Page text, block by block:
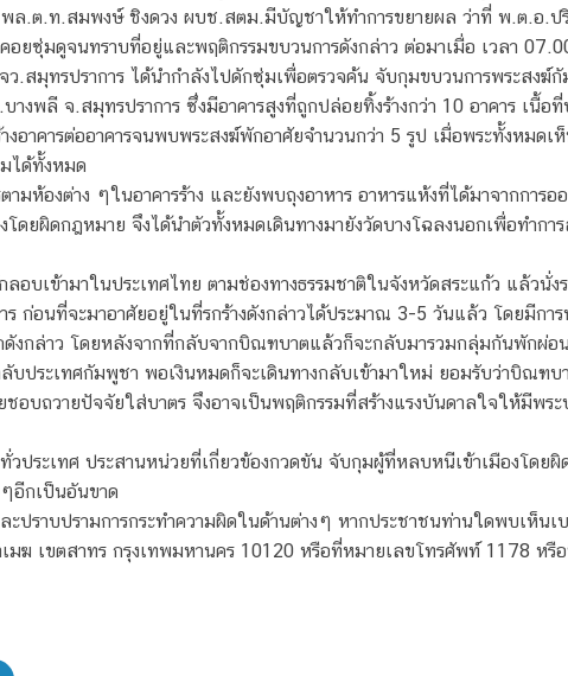
ล.ต.ท.สมพงษ์ ชิงดวง ผบช.สตม.มีบัญชาให้ทำการขยายผล ว่าที่ พ.ต.อ.
ยซุ่มดูจนทราบที่อยู่และพฤติกรรมขบวนการดังกล่าว ต่อมาเมื่อ เวลา
มุทรปราการ ได้นำกำลังไปดักซุ่มเพื่อตรวจค้น จับกุมขบวนการพระสงฆ์กั
งพลี จ.สมุทรปราการ ซึ่งมีอาคารสูงที่ถูกปล่อยทิ้งร้างกว่า 10 อาคาร เนื้อ
อาคารต่ออาคารจนพบพระสงฆ์พักอาศัยจำนวนกว่า 5 รูป เมื่อพระทั้งหมดเ
ได้ทั้งหมด
มห้องต่าง ๆในอาคารร้าง และยังพบถุงอาหาร อาหารแห้งที่ได้มาจากการ
ยผิดกฎหมาย จึงได้นำตัวทั้งหมดเดินทางมายังวัดบางโฉลงนอกเพื่อทำกา
บเข้ามาในประเทศไทย ตามช่องทางธรรมชาติในจังหวัดสระแก้ว แล้วนั่ง
ก่อนที่จะมาอาศัยอยู่ในที่รกร้างดังกล่าวได้ประมาณ 3-5 วันแล้ว โดยมีกา
งกล่าว โดยหลังจากที่กลับจากบิณฑบาตแล้วก็จะกลับมารวมกลุ่มกันพักผ่อ
บประเทศกัมพูชา พอเงินหมดก็จะเดินทางกลับเข้ามาใหม่ ยอมรับว่าบิณฑบ
อบถวายปัจจัยใส่บาตร จึงอาจเป็นพฤติกรรมที่สร้างแรงบันดาลใจให้มีพร
ะเทศ ประสานหน่วยที่เกี่ยวข้องกวดขัน จับกุมผู้ที่หลบหนีเข้าเมืองโดย
อีกเป็นอันขาด
ราบปรามการกระทำความผิดในด้านต่างๆ หากประชาชนท่านใดพบเห็นเ
มฆ เขตสาทร กรุงเทพมหานคร 10120 หรือที่หมายเลขโทรศัพท์ 1178 ห